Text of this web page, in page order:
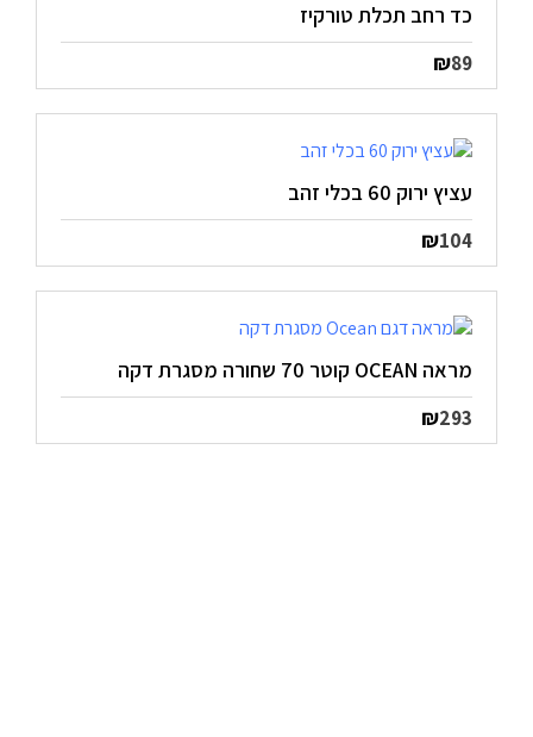
כד רחב תכלת טורקיז
₪89
עציץ ירוק 60 בכלי זהב
₪104
מראה OCEAN קוטר 70 שחורה מסגרת דקה
₪293